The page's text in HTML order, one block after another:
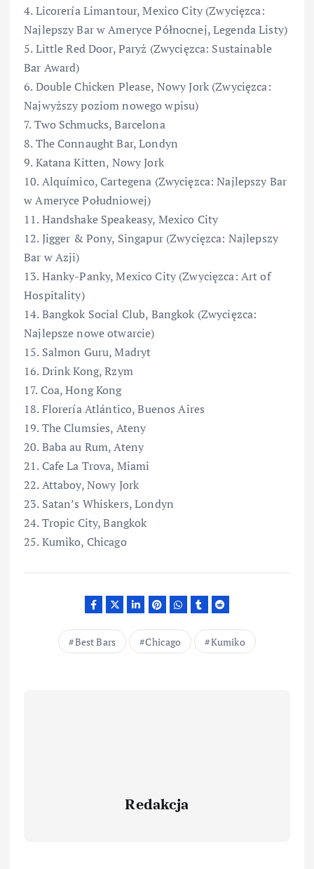
4. Licorería Limantour, Mexico City (Zwycięzca:
Najlepszy Bar w Ameryce Północnej, Legenda Listy)
5. Little Red Door, Paryż (Zwycięzca: Sustainable
Bar Award)
6. Double Chicken Please, Nowy Jork (Zwycięzca:
Najwyższy poziom nowego wpisu)
7. Two Schmucks, Barcelona
8. The Connaught Bar, Londyn
9. Katana Kitten, Nowy Jork
10. Alquímico, Cartegena (Zwycięzca: Najlepszy Bar
w Ameryce Południowej)
11. Handshake Speakeasy, Mexico City
12. Jigger & Pony, Singapur (Zwycięzca: Najlepszy
Bar w Azji)
13. Hanky-Panky, Mexico City (Zwycięzca: Art of
Hospitality)
14. Bangkok Social Club, Bangkok (Zwycięzca:
Najlepsze nowe otwarcie)
15. Salmon Guru, Madryt
16. Drink Kong, Rzym
17. Coa, Hong Kong
18. Florería Atlántico, Buenos Aires
19. The Clumsies, Ateny
20. Baba au Rum, Ateny
21. Cafe La Trova, Miami
22. Attaboy, Nowy Jork
23. Satan’s Whiskers, Londyn
24. Tropic City, Bangkok
25. Kumiko, Chicago
Best Bars Chicago Kumiko
Redakcja